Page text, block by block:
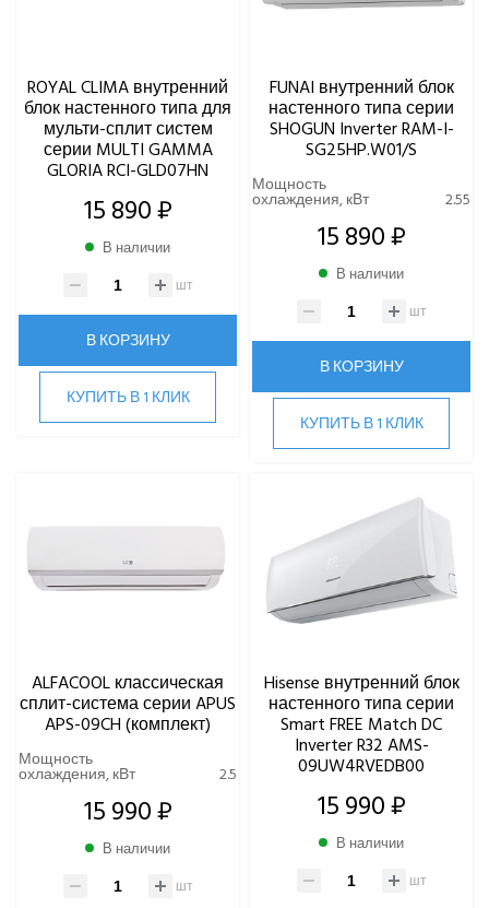
ROYAL CLIMA внутренний
блок настенного типа для
мульти-сплит систем
серии MULTI GAMMA
GLORIA RCI-GLD07HN
15 890 ₽
В наличии
шт
В КОРЗИНУ
КУПИТЬ В 1 КЛИК
FUNAI внутренний блок
настенного типа серии
SHOGUN Inverter RAM-I-
SG25HP.W01/S
Мощность
охлаждения, кВт 2.55
15 890 ₽
В наличии
шт
В КОРЗИНУ
КУПИТЬ В 1 КЛИК
ALFACOOL классическая
сплит-система серии APUS
APS-09CH (комплект)
Мощность
охлаждения, кВт 2.5
15 990 ₽
В наличии
шт
Hisense внутренний блок
настенного типа серии
Smart FREE Match DC
Inverter R32 AMS-
09UW4RVEDB00
15 990 ₽
В наличии
шт